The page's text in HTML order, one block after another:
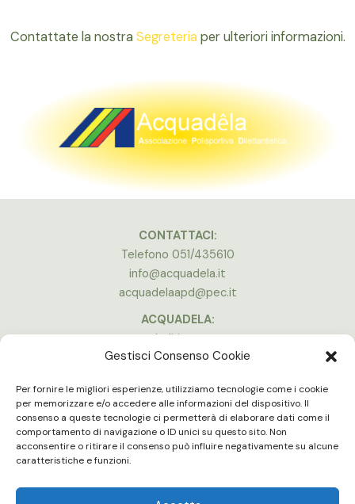
Gestisci Consenso Cookie
Per fornire le migliori esperienze, utilizziamo tecnologie come i cookie
per memorizzare e/o accedere alle informazioni del dispositivo. Il
consenso a queste tecnologie ci permetterà di elaborare dati come il
comportamento di navigazione o ID unici su questo sito. Non
acconsentire o ritirare il consenso può influire negativamente su alcune
caratteristiche e funzioni.
Contattate la nostra Segreteria per ulteriori informazioni.
CONTATTACI:
Telefono 051/435610
info@acquadela.it
acquadelaapd@pec.it
ACQUADELA:
Indirizzo:
Via A. Costa, 174, 40134 Bologna
Vedi la mappa
ORARI APERTURA:
Lun - Ven 16:00 - 20:00
Gli uffici e le palestre sono chiuse in concomitanza delle partite in